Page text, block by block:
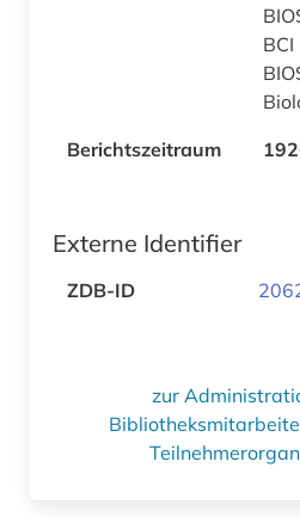
BCI
Berichtszeitraum
Externe Identifier
ZDB-ID
zur